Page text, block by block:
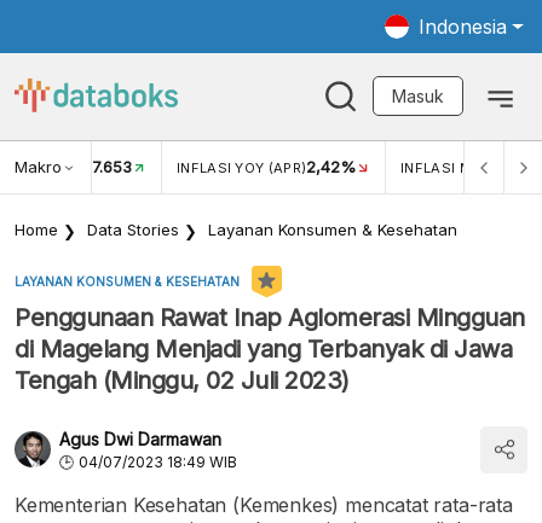
Indonesia
Masuk
Makro
USD/IDR 17.653 INFLASI YOY (APR)2,42% INFLASI MOM (APR)
Home Data Stories Layanan Konsumen & Kesehatan
LAYANAN KONSUMEN & KESEHATAN
Penggunaan Rawat Inap Aglomerasi Mingguan
di Magelang Menjadi yang Terbanyak di Jawa
Tengah (Minggu, 02 Juli 2023)
Agus Dwi Darmawan
04/07/2023 18:49 WIB
Kementerian Kesehatan (Kemenkes) mencatat rata-rata